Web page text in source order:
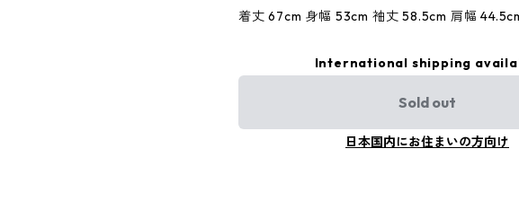
着丈 67cm 身幅 53cm 袖丈 58.5cm 肩幅
International shipping
Sold out
日本国内にお住まいの方向け